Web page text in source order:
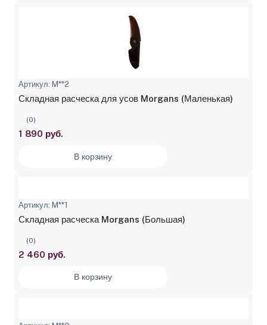
Артикул: M**2
Складная расческа для усов Morgans (Маленькая)
(0)
1 890 руб.
В корзину
Артикул: M**1
Складная расческа Morgans (Большая)
(0)
2 460 руб.
В корзину